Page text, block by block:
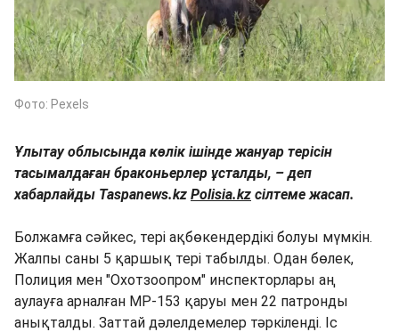
Фото: Pexels
Ұлытау облысында көлік ішінде жануар терісін
тасымалдаған браконьерлер ұсталды, – деп
хабарлайды Taspanews.kz Polisia.kz сілтеме жасап.
Болжамға сәйкес, тері ақбөкендердікі болуы мүмкін.
Жалпы саны 5 қаршық тері табылды. Одан бөлек,
Полиция мен "Охотзоопром" инспекторлары аң
аулауға арналған МР-153 қаруы мен 22 патронды
анықталды. Заттай дәлелдемелер тәркіленді. Іс